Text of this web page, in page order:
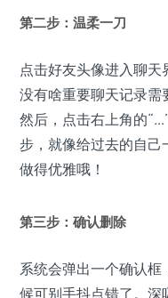
第二步：温柔一刀
点击好友头像进入聊
没有啥重要聊天记录需
然后，点击右上角的
步，就像给过去的自
做得优雅哦！
第三步：确认删除
系统会弹出一个确认框
候可别手抖点错了。深